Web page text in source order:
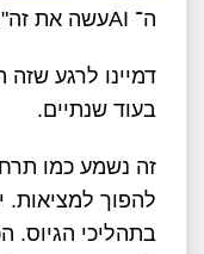
ה־ AIעשה את זה
דמיינו לרגע
בעוד שנתיים.
זה נשמע כמו
להפוך למציאות.
בתהליכי הגיוס.